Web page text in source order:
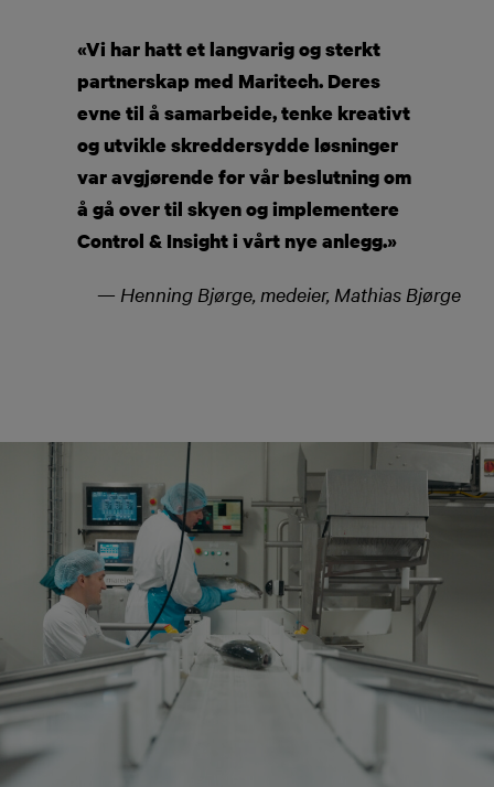
«Vi har hatt et langvarig og sterkt
partnerskap med Maritech. Deres
evne til å samarbeide, tenke kreativt
og utvikle skreddersydde løsninger
var avgjørende for vår beslutning om
å gå over til skyen og implementere
Control & Insight i vårt nye anlegg.»
— Henning Bjørge, medeier, Mathias Bjørge